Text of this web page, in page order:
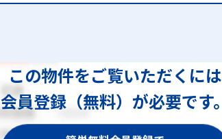
この物件をご覧いただくには
会員登録（無料）が必要です。